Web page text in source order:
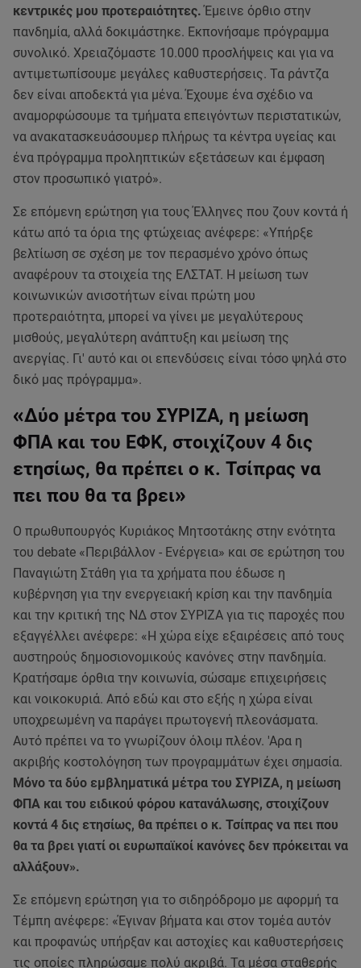
κεντρικές μου προτεραιότητες.Έμεινε όρθιο στην
πανδημία, αλλά δοκιμάστηκε. Εκπονήσαμε πρόγραμμα
συνολικό. Χρειαζόμαστε 10.000 προσλήψεις και για να
αντιμετωπίσουμε μεγάλες καθυστερήσεις. Τα ράντζα
δεν είναι αποδεκτά για μένα. Έχουμε ένα σχέδιο να
αναμορφώσουμε τα τμήματα επειγόντων περιστατικών,
να ανακατασκευάσουμερ πλήρως τα κέντρα υγείας και
ένα πρόγραμμα προληπτικών εξετάσεων και έμφαση
στον προσωπικό γιατρό».
Σε επόμενη ερώτηση για τους Έλληνες που ζουν κοντά ή
κάτω από τα όρια της φτώχειας ανέφερε: «Υπήρξε
βελτίωση σε σχέση με τον περασμένο χρόνο όπως
αναφέρουν τα στοιχεία της ΕΛΣΤΑΤ. Η μείωση των
κοινωνικών ανισοτήτων είναι πρώτη μου
προτεραιότητα, μπορεί να γίνει με μεγαλύτερους
μισθούς, μεγαλύτερη ανάπτυξη και μείωση της
ανεργίας. Γι' αυτό και οι επενδύσεις είναι τόσο ψηλά στο
δικό μας πρόγραμμα».
«Δύο μέτρα του ΣΥΡΙΖΑ, η μείωση
ΦΠΑ και του ΕΦΚ, στοιχίζουν 4 δις
ετησίως, θα πρέπει ο κ. Τσίπρας να
πει που θα τα βρει»
Ο πρωθυπουργός Κυριάκος Μητσοτάκης στην ενότητα
του debate «Περιβάλλον - Ενέργεια» και σε ερώτηση του
Παναγιώτη Στάθη για τα χρήματα που έδωσε η
κυβέρνηση για την ενεργειακή κρίση και την πανδημία
και την κριτική της ΝΔ στον ΣΥΡΙΖΑ για τις παροχές που
εξαγγέλλει ανέφερε: «Η χώρα είχε εξαιρέσεις από τους
αυστηρούς δημοσιονομικούς κανόνες στην πανδημία.
Κρατήσαμε όρθια την κοινωνία, σώσαμε επιχειρήσεις
και νοικοκυριά. Από εδώ και στο εξής η χώρα είναι
υποχρεωμένη να παράγει πρωτογενή πλεονάσματα.
Αυτό πρέπει να το γνωρίζουν όλοιμ πλέον. 'Αρα η
ακριβής κοστολόγηση των προγραμμάτων έχει σημασία.
Μόνο τα δύο εμβληματικά μέτρα του ΣΥΡΙΖΑ, η μείωση
ΦΠΑ και του ειδικού φόρου κατανάλωσης, στοιχίζουν
κοντά 4 δις ετησίως, θα πρέπει ο κ. Τσίπρας να πει που
θα τα βρει γιατί οι ευρωπαϊκοί κανόνες δεν πρόκειται να
αλλάξουν».
Σε επόμενη ερώτηση για το σιδηρόδρομο με αφορμή τα
Τέμπη ανέφερε: «Έγιναν βήματα και στον τομέα αυτόν
και προφανώς υπήρξαν και αστοχίες και καθυστερήσεις
τις οποίες πληρώσαμε πολύ ακριβά. Τα μέσα σταθερής